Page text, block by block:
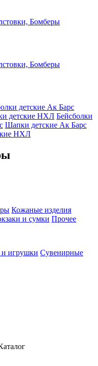
Бомберы
Бомберы
детские Ак Барс
детские НХЛ Бейсболки
Шапки детские Ак Барс
НХЛ
Кожаные изделия
и сумки Прочее
игрушки Сувенирные